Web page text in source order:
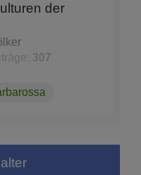
der
307